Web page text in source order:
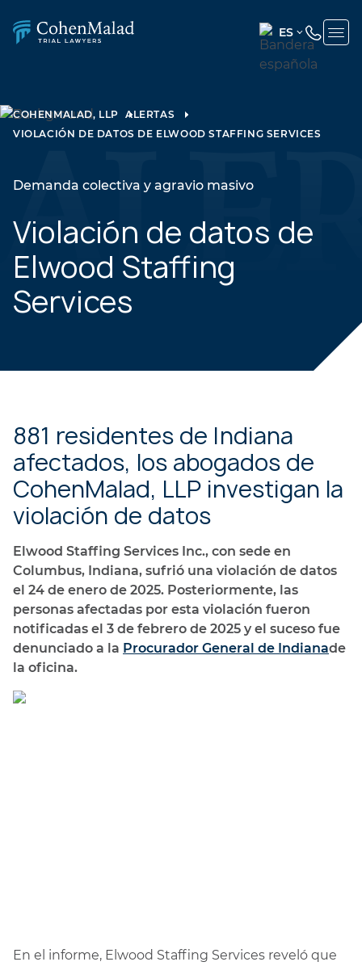
ES
ENGLISH
SPANISH
COHENMALAD, LLP ALERTAS
VIOLACIÓN DE DATOS DE ELWOOD STAFFING SERVICES
Demanda colectiva y agravio masivo
Violación de datos de
Elwood Staffing
Services
881 residentes de Indiana
afectados, los abogados de
CohenMalad, LLP investigan la
violación de datos
Elwood Staffing Services Inc., con sede en
Columbus, Indiana, sufrió una violación de datos
el 24 de enero de 2025. Posteriormente, las
personas afectadas por esta violación fueron
notificadas el 3 de febrero de 2025 y el suceso fue
denunciado a la Procurador General de Indianade
la oficina.
En el informe, Elwood Staffing Services reveló que